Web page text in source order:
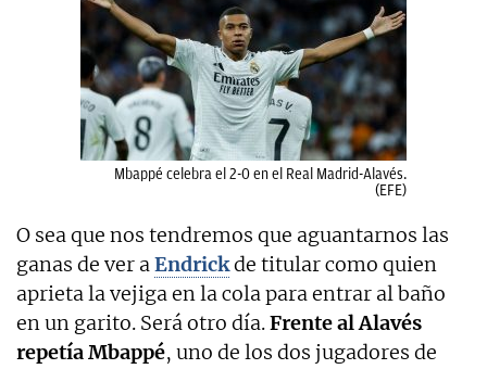
Mbappé celebra el 2-0 en el Real Madrid-Alavés.
(EFE)
O sea que nos tendremos que aguantarnos las
ganas de ver aEndrickde titular como quien
aprieta la vejiga en la cola para entrar al baño
en un garito. Será otro día.Frente al Alavés
repetía Mbappé, uno de los dos jugadores de